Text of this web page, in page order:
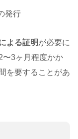
発行
よる証明が必要に
〜3ヶ月程度かか
を要することがあ